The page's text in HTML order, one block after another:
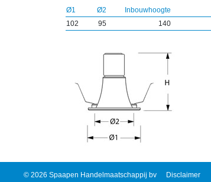
Ø1 Ø2
Inbouwhoogte
102
95 140
© 2026 Spaapen Handelmaatschappij bv Disclaimer